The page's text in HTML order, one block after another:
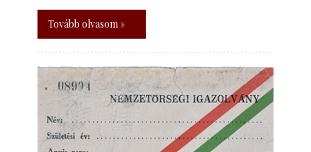
Tovább olvasom »